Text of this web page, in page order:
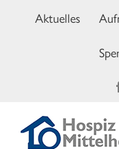
Aktuelles